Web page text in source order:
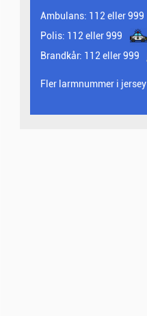
Ambulans: 112 eller 999
Polis: 112 eller 999
Brandkår: 112 eller 999
Fler larmnummer i jersey